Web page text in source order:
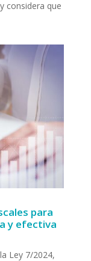
considera que
para
y efectiva
Ley 7/2024,